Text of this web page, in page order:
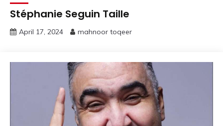
Stéphanie Seguin Taille
April 17, 2024 mahnoor toqeer